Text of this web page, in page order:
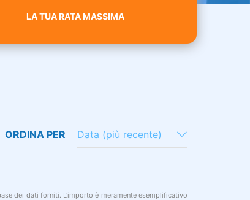
LA TUA RATA MASSIMA
ORDINA PER Data (più recente)
dei dati forniti. L'importo è meramente esemplificativo